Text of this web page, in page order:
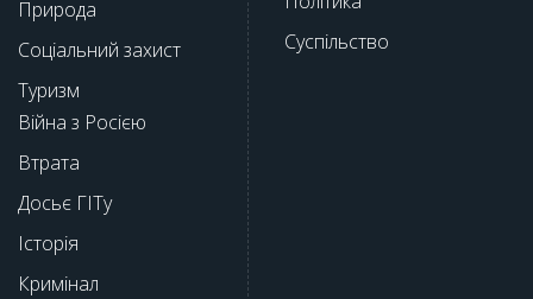
Природа
Соціальний захист
Туризм
Війна з Росією
Втрата
Досьє ГІТу
Історія
Кримінал
Суспільство